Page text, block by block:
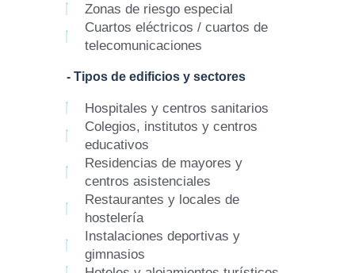
Zonas de riesgo especial
Cuartos eléctricos / cuartos de
telecomunicaciones
- Tipos de edificios y sectores
Hospitales y centros sanitarios
Colegios, institutos y centros
educativos
Residencias de mayores y
centros asistenciales
Restaurantes y locales de
hostelería
Instalaciones deportivas y
gimnasios